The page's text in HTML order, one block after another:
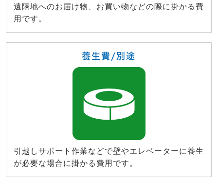
遠隔地へのお届け物、お買い物などの際に掛かる費
用です。
養生費/別途
引越しサポート作業などで壁やエレベーターに養生
が必要な場合に掛かる費用です。